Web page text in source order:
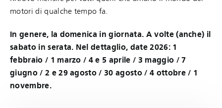
motori di qualche tempo fa.
In genere, la domenica in giornata. A volte (anche) il
sabato in serata. Nel dettaglio, date 2026: 1
febbraio / 1 marzo / 4 e 5 aprile / 3 maggio / 7
giugno / 2 e 29 agosto / 30 agosto / 4 ottobre / 1
novembre.